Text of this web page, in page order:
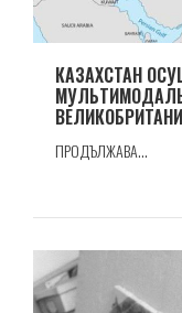
КАЗАХСТАН
ПРОДЪЛЖАВА...